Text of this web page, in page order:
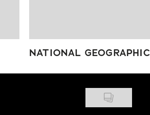
NATIONAL GEOGRAPHIC